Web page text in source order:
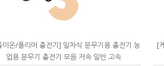
이온/폴리머 충전기] 밀차식 분무기용 충전기 농
업용 분무기 충전기 모음 저속 일반 고속
[